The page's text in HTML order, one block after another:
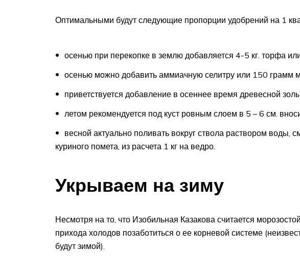
Оптимальными будут следующие пропорции удобрений на 1
осенью при перекопке в землю добавляется 4-5 кг. торфа
осенью можно добавить аммиачную селитру или 150 грамм
приветствуется добавление в осеннее время древесной
летом рекомендуется под куст ровным слоем в 5 – 6 см.
весной актуально поливать вокруг ствола раствором воды,
куриного помета, из расчета 1 кг на ведро.
Укрываем на зиму
Несмотря на то, что Изобильная Казакова считается
прихода холодов позаботиться о ее корневой системе
будут зимой).